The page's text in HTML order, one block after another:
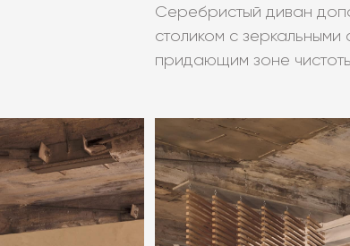
Серебристый диван
столиком с
придающим зоне